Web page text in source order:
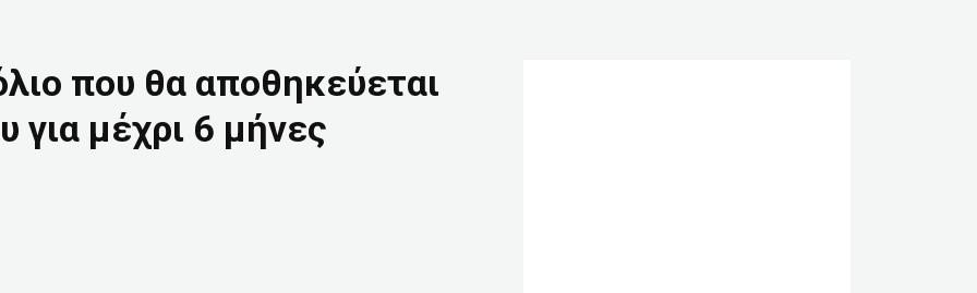
που θα αποθηκεύεται
για μέχρι 6 μήνες